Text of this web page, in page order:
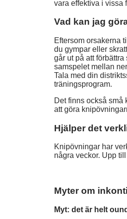
vara effektiva i vissa
Vad kan jag
Eftersom orsakerna
du gympar eller
går ut på att
samspelet mellan
Tala med din
träningsprogram.
Det finns också små
att göra
Hjälper det
Knipövningar har
några veckor. Upp
Myter om
Myt: det är helt